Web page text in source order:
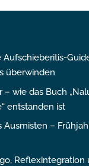
Aufschieberitis-
überwinden
– wie das Buch
entstanden ist
Ausmisten –
Reflexintegration